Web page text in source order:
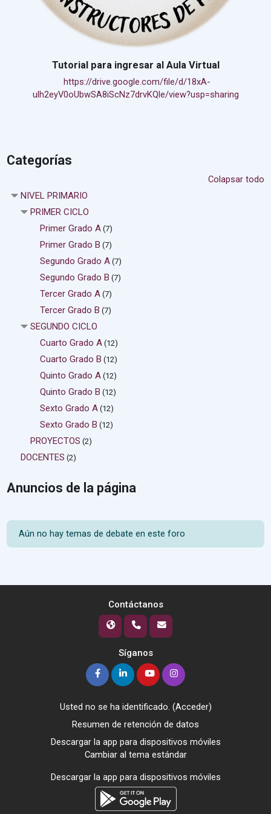
Tutorial para ingresar al Aula Virtual
https://drive.google.com/file/d/18xA-
ulh2eyV0oUbwSA8iScNz7drvKQle/view?usp=sharing
Categorías
Colapsar todo
NIVEL PRIMARIO
PRIMER CICLO
Primer Grado A (7)
Primer Grado B (7)
Segundo Grado A (7)
Segundo Grado B (7)
Tercer Grado A (7)
Tercer Grado B (7)
SEGUNDO CICLO
Cuarto Grado A (12)
Cuarto Grado B (12)
Quinto Grado A (12)
Quinto Grado B (12)
Sexto Grado A (12)
Sexto Grado B (12)
PROYECTOS (2)
DOCENTES (2)
Anuncios de la página
Aún no hay temas de debate en este foro
Contáctanos
Síganos
Usted no se ha identificado. (Acceder)
Resumen de retención de datos
Descargar la app para dispositivos móviles
Cambiar al tema estándar
Descargar la app para dispositivos móviles